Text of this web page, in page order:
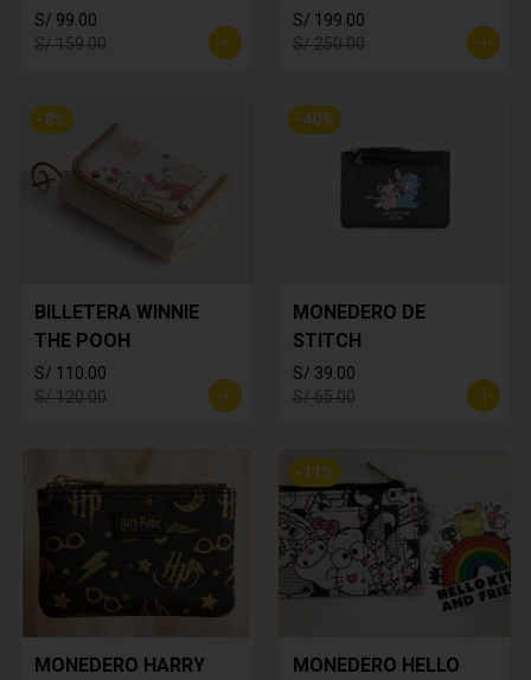
THE POOH
S/ 99.00
S/ 159.00
MOUSE
S/ 199.00
S/ 250.00
-8%
BILLETERA WINNIE
THE POOH
S/ 110.00
S/ 120.00
-40%
MONEDERO DE
STITCH
S/ 39.00
S/ 65.00
MONEDERO HARRY
-11 %
MONEDERO HELLO